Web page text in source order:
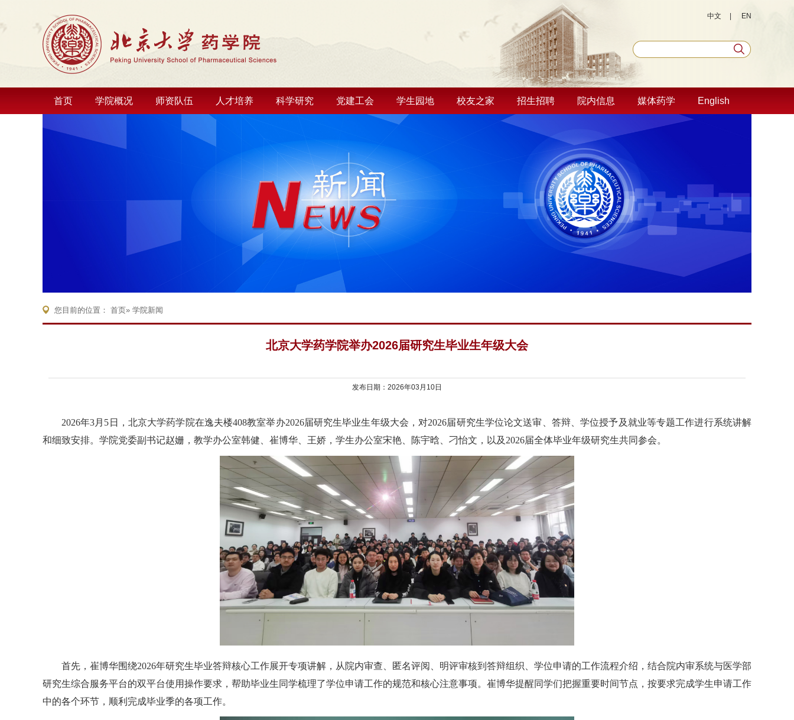
中文 EN
首页 学院概况 师资队伍 人才培养 科学研究 党建工会 学生园地 校友之家 招生招聘 院内信息 媒体药学 English
您目前的位置： 首页» 学院新闻
北京大学药学院举办2026届研究生毕业生年级大会
发布日期：2026年03月10日
2026年3月 5 日，北京大学药学院在逸夫楼408教室举办2026届研究生毕业生年级大会，对2026届研究生学位论文送审、答辩、学位授予及就业等专题工作进行系统讲解
和细致安排。学院党委副书记赵姗，教学办公室韩健、崔博华、王娇，学生办公室宋艳、陈宇晗、刁怡文，以及 2026届全体毕业年级研究生共同参会。
首先，崔博华围绕2026年研究生毕业答辩核心工作展开专项讲解，从院内审查、匿名评阅、明评审核到答辩组织、学位申请的工作流程介绍，结合院内审系统与医学部
研究生综合服务平台的双平台使用操作要求，帮助毕业生同学梳理了学位申请工作的规范和核心注意事项。 崔博华提醒同学们把握重要时间节点，按要求完成学生申请工作
中的各个环节 ， 顺利完成毕业季的各项工作。